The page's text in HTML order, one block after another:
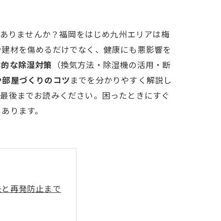
りませんか？福岡をはじめ九州エリアは梅
材を傷めるだけでなく、健康にも悪影響を
な除湿対策 （換気方法・除湿機の活用・断
屋づくりのコツまでを分かりやすく解説し
後までお読みください。困ったときにすぐ
ります。
再発防止まで